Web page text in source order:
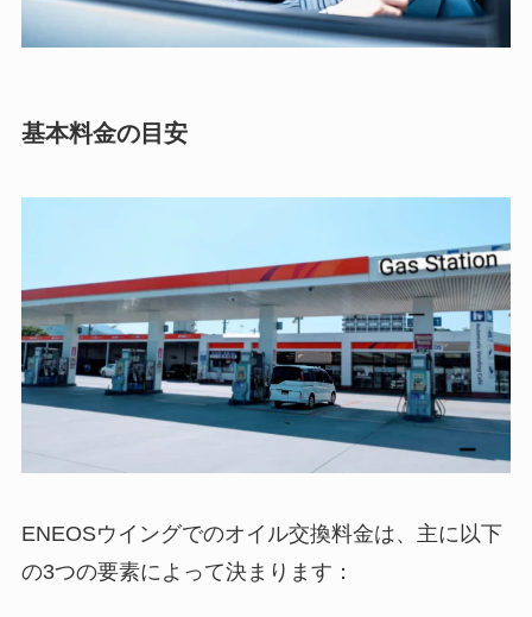
基本料金の目安
ENEOSウイングでのオイル交換料金は、主に以下
の3つの要素によって決まります：